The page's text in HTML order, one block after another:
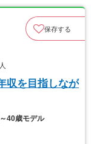
保存する
収を目指しなが
40歳モデル